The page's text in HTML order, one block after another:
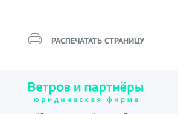
РАСПЕЧАТАТЬ СТРАНИЦУ